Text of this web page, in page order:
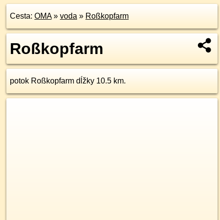
Cesta: OMA» voda » Roßkopfarm
Roßkopfarm
potok Roßkopfarm dĺžky 10.5 km.